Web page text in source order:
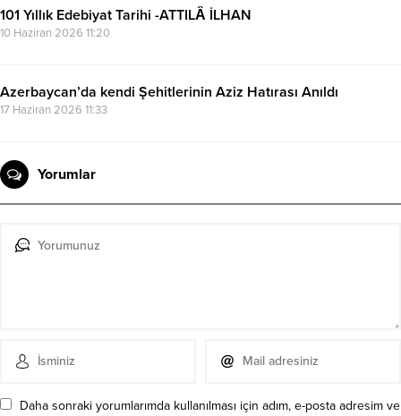
101 Yıllık Edebiyat Tarihi -ATTILÂ İLHAN
10 Haziran 2026 11:20
Azerbaycan’da kendi Şehitlerinin Aziz Hatırası Anıldı
17 Haziran 2026 11:33
Yorumlar
Daha sonraki yorumlarımda kullanılması için adım, e-posta adresim ve